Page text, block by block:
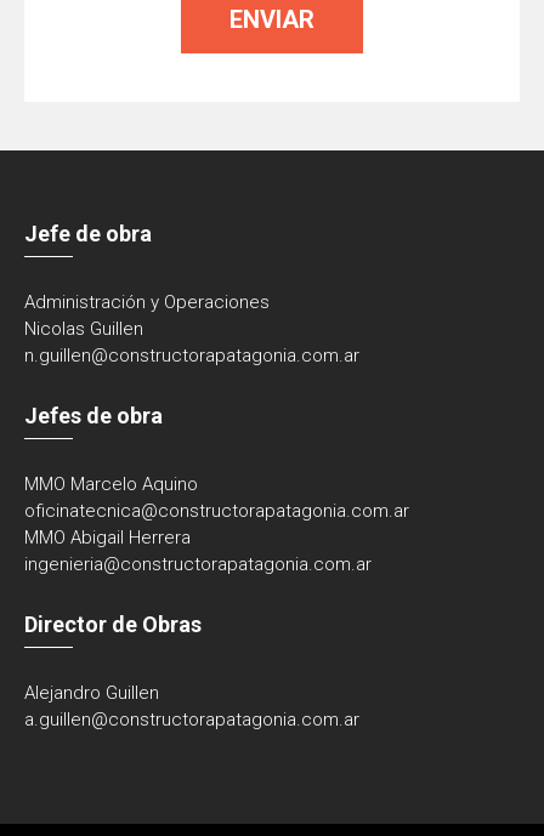
Jefe de obra
Administración y Operaciones
Nicolas Guillen
n.guillen@constructorapatagonia.com.ar
Jefes de obra
MMO Marcelo Aquino
oficinatecnica@constructorapatagonia.com.ar
MMO Abigail Herrera
ingenieria@constructorapatagonia.com.ar
Director de Obras
Alejandro Guillen
a.guillen@constructorapatagonia.com.ar